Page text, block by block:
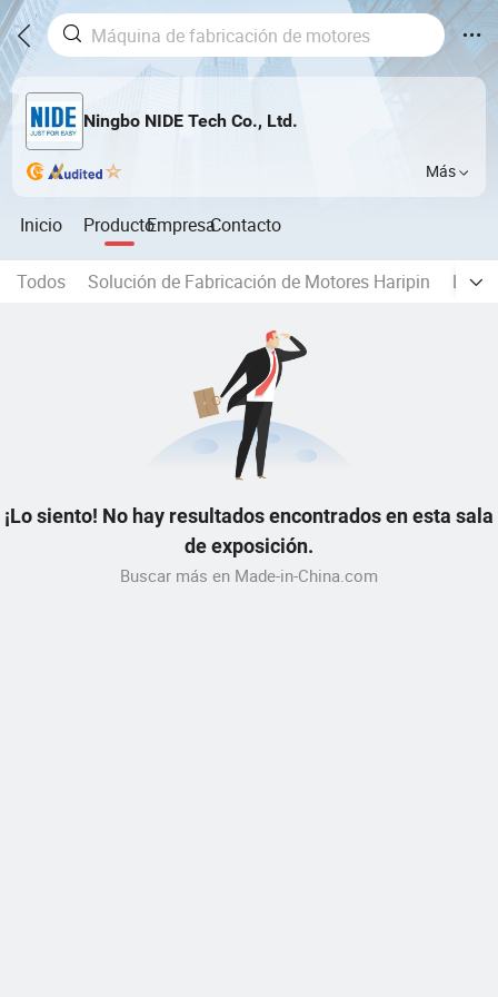
Ningbo NIDE Tech Co., Ltd.
Más
Inicio ProductoEmpresaContacto
Todos Solución de Fabricación de Motores Haripin La
¡Lo siento! No hay resultados encontrados en esta sala
de exposición.
Buscar más en Made-in-China.com